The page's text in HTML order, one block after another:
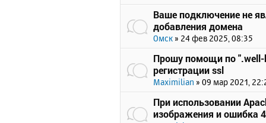
Ваше подключение не
добавления домена
Омск » 24 фев 2025, 08:35
Прошу помощи по ".well-
регистрации ssl
Maximilian » 09 мар 2021,
При использовании
изображения и ошибка